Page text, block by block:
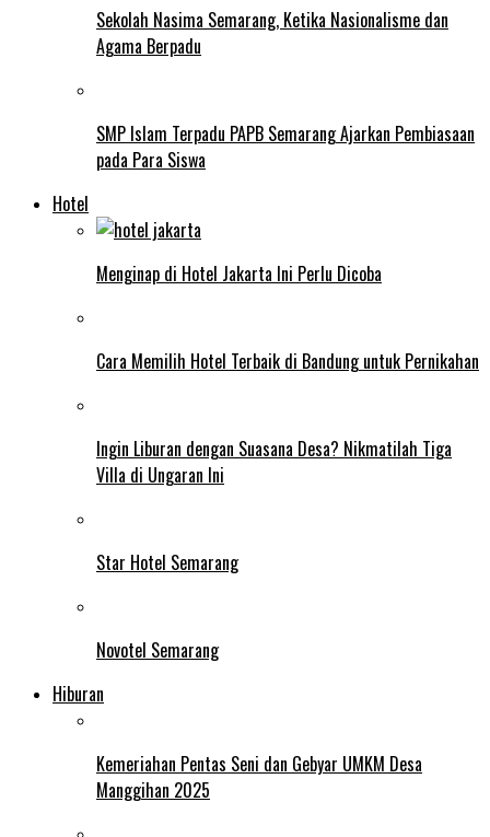
Sekolah Nasima Semarang, Ketika Nasionalisme dan
Agama Berpadu
SMP Islam Terpadu PAPB Semarang Ajarkan Pembiasaan
pada Para Siswa
Hotel
Menginap di Hotel Jakarta Ini Perlu Dicoba
Cara Memilih Hotel Terbaik di Bandung untuk Pernikahan
Ingin Liburan dengan Suasana Desa? Nikmatilah Tiga
Villa di Ungaran Ini
Star Hotel Semarang
Novotel Semarang
Hiburan
Kemeriahan Pentas Seni dan Gebyar UMKM Desa
Manggihan 2025